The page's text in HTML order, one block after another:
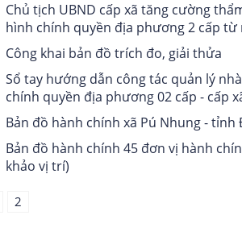
Chủ tịch UBND cấp xã tăng cường
hình chính quyền địa phương 2 cấp từ
Công khai bản đồ trích đo, giải thửa
Sổ tay hướng dẫn công tác quản lý
chính quyền địa phương 02 cấp - cấp
Bản đồ hành chính xã Pú Nhung - tỉnh
Bản đồ hành chính 45 đơn vị hành
khảo vị trí)
2